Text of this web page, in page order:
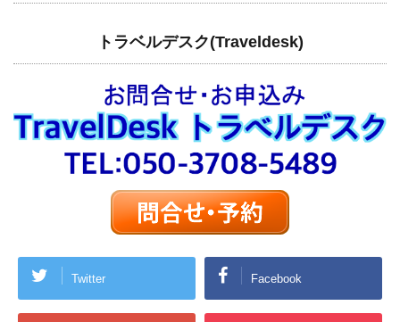
トラベルデスク(Traveldesk)
Twitter Facebook